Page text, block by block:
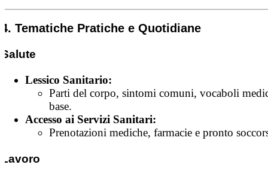
4. Tematiche Pratiche e Quotidiane
Salute
Lessico Sanitario:
Parti del corpo, sintomi comuni, vocaboli
base.
Accesso ai Servizi Sanitari:
Prenotazioni mediche, farmacie e pronto
Lavoro